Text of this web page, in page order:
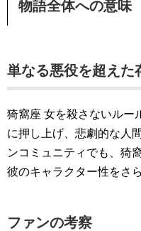
物語全体への意味
単なる悪役を超えた
猗窩座 女を殺さないルー
に押し上げ、悲劇的な人
ンコミュニティでも、猗
彼のキャラクター性をさ
ファンの考察